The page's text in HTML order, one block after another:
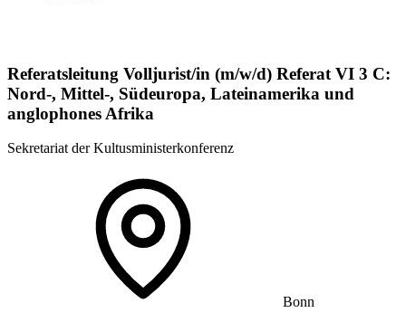
Referatsleitung Volljurist/in (m/w/d) Referat VI 3 C:
Nord-, Mittel-, Südeuropa, Lateinamerika und
anglophones Afrika
Sekretariat der Kultusministerkonferenz
Bonn